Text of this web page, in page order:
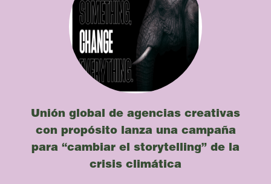
Unión global de agencias creativas
con propósito lanza una campaña
para “cambiar el storytelling” de la
crisis climática